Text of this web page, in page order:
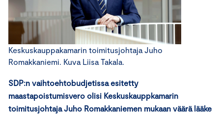
Keskuskauppakamarin toimitusjohtaja Juho
Romakkaniemi. Kuva Liisa Takala.
SDP:n vaihtoehtobudjetissa esitetty
maastapoistumisvero olisi Keskuskauppkamarin
toimitusjohtaja Juho Romakkaniemen mukaan väärä lääke